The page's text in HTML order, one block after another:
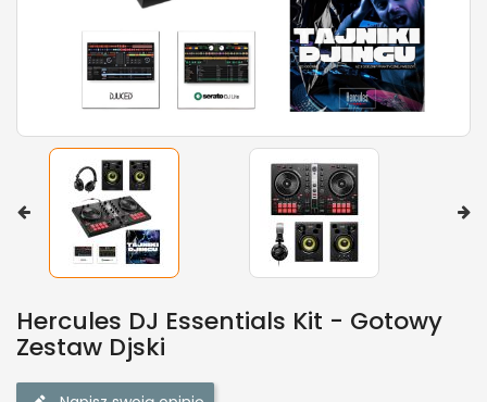
Hercules DJ Essentials Kit - Gotowy
Zestaw Djski